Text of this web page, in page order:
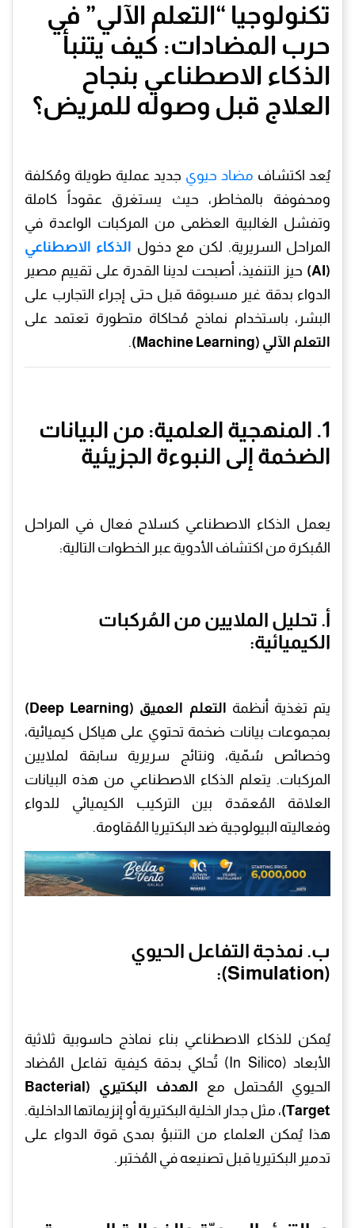
تكنولوجيا “التعلم الآلي” في
حرب المضادات: كيف يتنبأ
الذكاء الاصطناعي بنجاح
العلاج قبل وصوله للمريض؟
يُعد اكتشاف مضاد حيوي جديد عملية طويلة ومُكلفة
ومحفوفة بالمخاطر، حيث يستغرق عقوداً كاملة
وتفشل الغالبية العظمى من المركبات الواعدة في
المراحل السريرية. لكن مع دخول الذكاء الاصطناعي
(AI)
حيز التنفيذ، أصبحت لدينا القدرة على تقييم مصير
الدواء بدقة غير مسبوقة قبل حتى إجراء التجارب على
البشر، باستخدام نماذج مُحاكاة متطورة تعتمد على
التعلم الآلي (Machine Learning)
.
1. المنهجية العلمية: من البيانات
الضخمة إلى النبوءة الجزيئية
يعمل الذكاء الاصطناعي كسلاح فعال في المراحل
المُبكرة من اكتشاف الأدوية عبر الخطوات التالية:
أ. تحليل الملايين من المُركبات
الكيميائية:
يتم تغذية أنظمة التعلم العميق (Deep Learning)
بمجموعات بيانات ضخمة تحتوي على هياكل كيميائية،
وخصائص سُمّية، ونتائج سريرية سابقة لملايين
المركبات. يتعلم الذكاء الاصطناعي من هذه البيانات
العلاقة المُعقدة بين التركيب الكيميائي للدواء
وفعاليته البيولوجية ضد البكتيريا المُقاومة.
ب. نمذجة التفاعل الحيوي
(Simulation):
يُمكن للذكاء الاصطناعي بناء نماذج حاسوبية ثلاثية
الأبعاد (In Silico) تُحاكي بدقة كيفية تفاعل المُضاد
الحيوي المُحتمل مع
الهدف البكتيري (Bacterial
Target) ، مثل جدار الخلية البكتيرية أو إنزيماتها الداخلية.
هذا يُمكن العلماء من التنبؤ بمدى قوة الدواء على
تدمير البكتيريا قبل تصنيعه في المُختبر.